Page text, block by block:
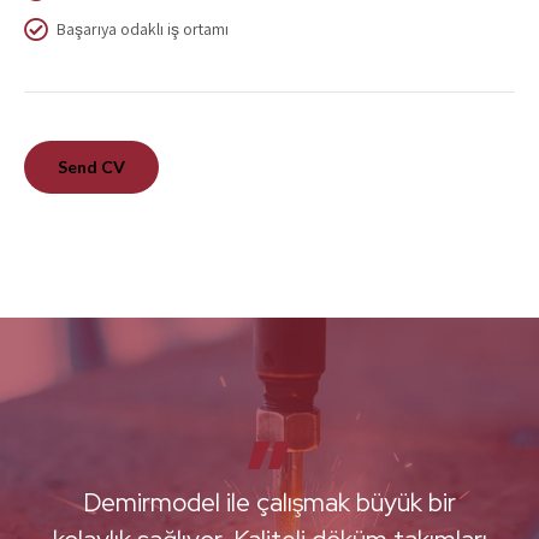
Başarıya odaklı iş ortamı
Send CV
Demirmodel, mükemmel bir modelcilik
ve tasarım hizmeti sunuyor. Yaratıcı
0
3